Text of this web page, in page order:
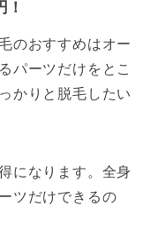
のおすすめはオー
パーツだけをとこ
かりと脱毛したい
になります。全身
ツだけできるの